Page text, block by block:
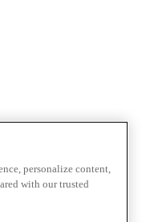
personalize content,
with our trusted